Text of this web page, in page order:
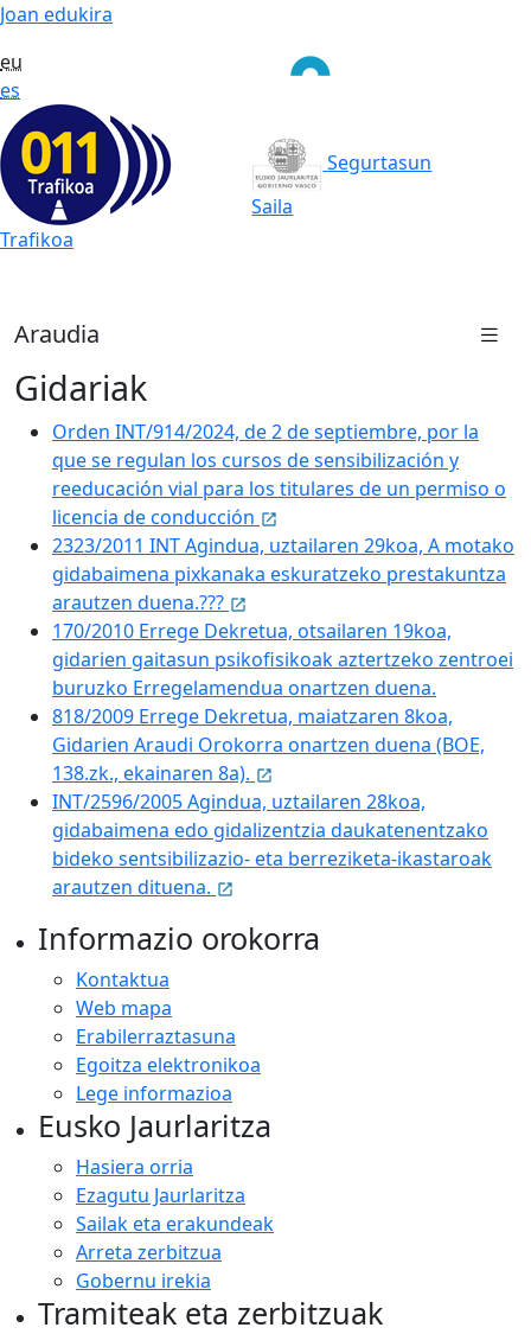
Joan edukira
eu
es
Trafikoa
Segurtasun
Saila
Araudia
Gidariak
Orden INT/914/2024, de 2 de septiembre, por la
que se regulan los cursos de sensibilización y
reeducación vial para los titulares de un permiso o
licencia de conducción
2323/2011 INT Agindua, uztailaren 29koa, A motako
gidabaimena pixkanaka eskuratzeko prestakuntza
arautzen duena.???
170/2010 Errege Dekretua, otsailaren 19koa,
gidarien gaitasun psikofisikoak aztertzeko zentroei
buruzko Erregelamendua onartzen duena.
818/2009 Errege Dekretua, maiatzaren 8koa,
Gidarien Araudi Orokorra onartzen duena (BOE,
138.zk., ekainaren 8a).
INT/2596/2005 Agindua, uztailaren 28koa,
gidabaimena edo gidalizentzia daukatenentzako
bideko sentsibilizazio- eta berreziketa-ikastaroak
arautzen dituena.
Informazio orokorra
Kontaktua
Web mapa
Erabilerraztasuna
Egoitza elektronikoa
Lege informazioa
Eusko Jaurlaritza
Hasiera orria
Ezagutu Jaurlaritza
Sailak eta erakundeak
Arreta zerbitzua
Gobernu irekia
Tramiteak eta zerbitzuak